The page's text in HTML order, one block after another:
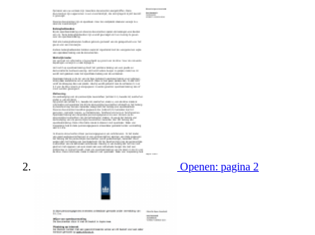
Openen: pagina 2